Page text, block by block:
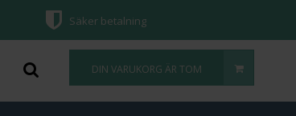
Säker betalning
DIN VARUKORG ÄR TOM